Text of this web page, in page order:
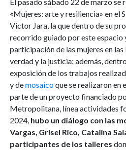
«Mujeres: arte y resiliencia» en el
Victor Jara, la que dentro de su
recorrido guiado por este espacio
participación de las mujeres en
verdad y la justicia; además,
exposición de los trabajos
y demosaicoque se realizaron en
parte de un proyecto financiado
Metropolitana, línea actividades
2024, hubo un diálogo con las
Vargas, Grisel Rico, Catalina
participantes de los talleres